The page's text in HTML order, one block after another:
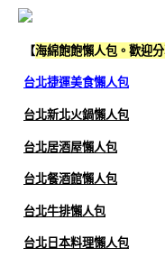
【海綿飽飽懶人包。歡迎
台北捷運美食懶人包
台北新北火鍋懶人包
台北居酒屋懶人包
台北餐酒館懶人包
台北牛排懶人包
台北日本料理懶人包